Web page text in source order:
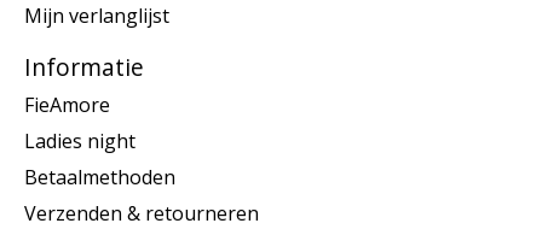
Mijn verlanglijst
Informatie
FieAmore
Ladies night
Betaalmethoden
Verzenden & retourneren